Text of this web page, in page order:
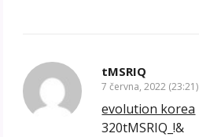
tMSRIQ
7 června, 2022 (23:21)
evolution korea
320tMSRIQ_!&